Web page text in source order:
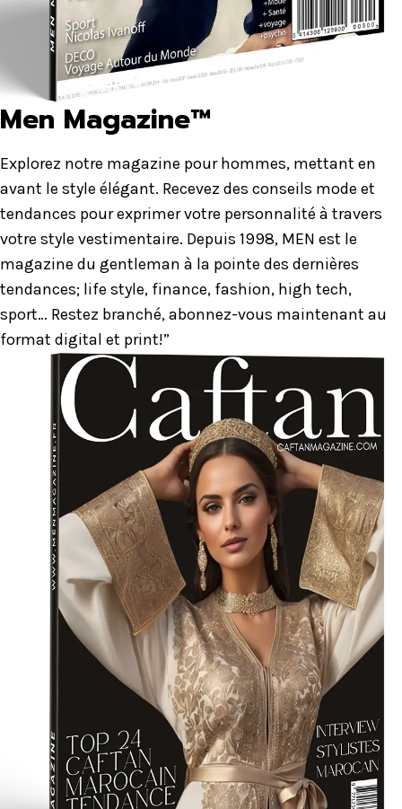
Men Magazine™
Explorez notre magazine pour hommes, mettant en
avant le style élégant. Recevez des conseils mode et
tendances pour exprimer votre personnalité à travers
votre style vestimentaire. Depuis 1998, MEN est le
magazine du gentleman à la pointe des dernières
tendances; life style, finance, fashion, high tech,
sport… Restez branché, abonnez-vous maintenant au
format digital et print!”